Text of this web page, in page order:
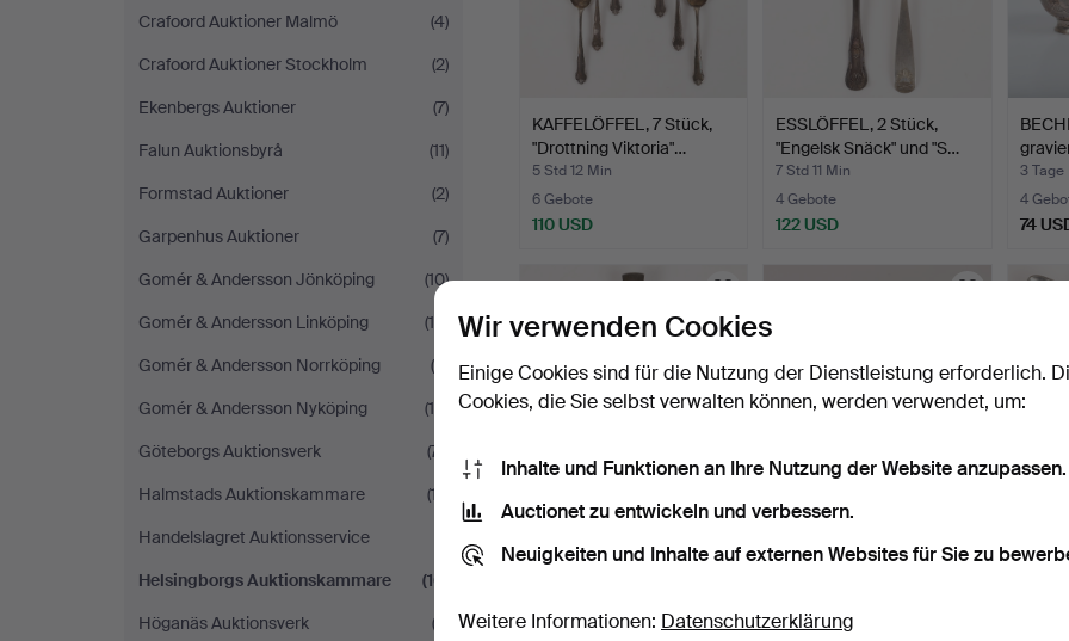
Crafoord Auktioner Malmö
(4)
Crafoord Auktioner Stockholm
(2)
Ekenbergs Auktioner
(7)
Falun Auktionsbyrå
(11)
Formstad Auktioner
(2)
Garpenhus Auktioner
(7)
Gomér & Andersson Jönköping
(10)
Gomér & Andersson Linköping
(15)
Gomér & Andersson Norrköping
(4)
Gomér & Andersson Nyköping
(14)
Göteborgs Auktionsverk
(71)
Halmstads Auktionskammare
(17)
Handelslagret Auktionsservice
Helsingborgs Auktionskammare
(16)
Höganäs Auktionsverk
(2)
KAFFELÖFFEL, 7 Stück,
"Drottning Viktoria"…
5 Std 12 Min
6 Gebote
110 USD
ESSLÖFFEL, 2 Stück,
"Engelsk Snäck" und "S…
7 Std 11 Min
4 Gebote
122 USD
3 Tage
4
74
ZANGEN SOWIE
SCHAUFEL, 3 Teile, Silber.
1 Tag
32 USD
PUNSCHBECHER, 12
Stück, Silber mit
gehämme…
6 Tage
32 USD
6 Tage
Wir verwenden Cookies
Einige Cookies sind für die Nutzung der Dienstleistung erforderlich.
Cookies, die Sie selbst verwalten können, werden verwendet, um:
Inhalte und Funktionen an Ihre Nutzung der Website anzupassen.
Auctionet zu entwickeln und verbessern.
Neuigkeiten und Inhalte auf externen Websites für Sie zu
Weitere Informationen: Datenschutzerklärung